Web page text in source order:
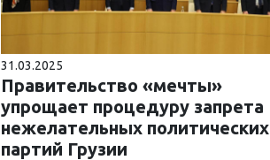
31.03.2025
Правительство «мечты»
упрощает процедуру запрета
нежелательных политических
партий Грузии